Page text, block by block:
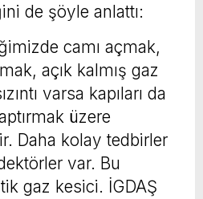
de şöyle anlattı:
camı açmak,
açık kalmış gaz
varsa kapıları da
üzere
Daha kolay tedbirler
var. Bu
gaz kesici. İGDAŞ